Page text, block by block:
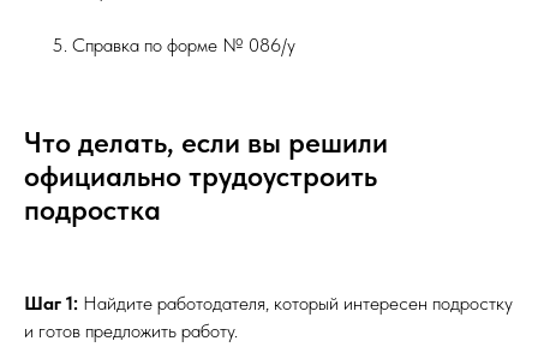
Справка по форме № 086/у
Что делать, если вы решили
официально трудоустроить
подростка
Шаг 1: Найдите работодателя, который интересен подростку
и готов предложить работу.